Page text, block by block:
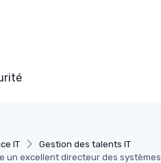
IT
Gestion des talents IT
un excellent directeur des systèmes